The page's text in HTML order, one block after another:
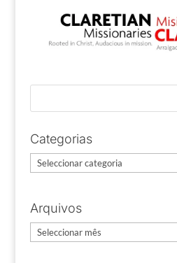
Categorias
Categorias
Arquivos
Arquivos